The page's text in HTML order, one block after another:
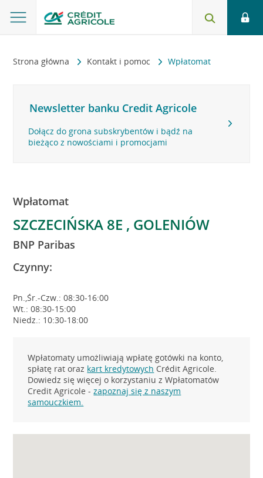
Strona główna Kontakt i pomoc Wpłatomat
Newsletter banku Credit Agricole
Dołącz do grona subskrybentów i bądź na
bieżąco z nowościami i promocjami
Wpłatomat
SZCZECIŃSKA 8E , GOLENIÓW
BNP Paribas
Czynny:
Pn.,Śr.-Czw.: 08:30-16:00
Wt.: 08:30-15:00
Niedz.: 10:30-18:00
Wpłatomaty umożliwiają wpłatę gotówki na konto,
spłatę rat oraz kart kredytowych Crédit Agricole.
Dowiedz się więcej o korzystaniu z Wpłatomatów
Credit Agricole -zapoznaj się z naszym
samouczkiem.